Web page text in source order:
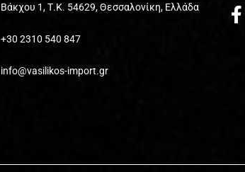
Βάκχου 1, Τ.Κ. 54629, Θεσσαλονίκη, Ελλάδα
+30 2310 540 847
info@vasilikos-import.gr